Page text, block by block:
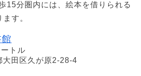
15分圏内には、絵本を借りられる
す。
トル
大田区久が原2-28-4